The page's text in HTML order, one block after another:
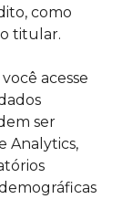
como
titular.
acesse
ser
Analytics,